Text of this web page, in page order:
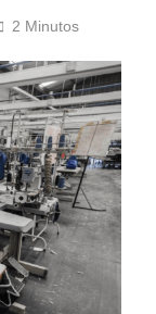
2 Minutos